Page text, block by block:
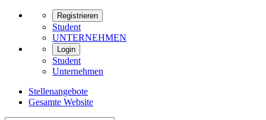
Registrieren
Student
UNTERNEHMEN
Login
Student
Unternehmen
Stellenangebote
Gesamte Website